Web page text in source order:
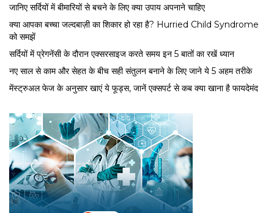
जानिए सर्दियों में बीमारियों से बचने के लिए क्या उपाय अपनाने चाहिए
क्या आपका बच्चा जल्दबाज़ी का शिकार हो रहा है? Hurried Child Syndrome
को समझें
सर्द‍ियों में प्रेगनेंसी के दौरान एक्सरसाइज करते समय इन 5 बातों का रखें ध्यान
नए साल से काम और सेहत के बीच सही संतुलन बनाने के लिए जाने ये 5 अहम तरीके
मेंस्ट्रुअल फेज के अनुसार खाएं ये फूड्स, जानें एक्सपर्ट से कब क्या खाना है फायदेमंद